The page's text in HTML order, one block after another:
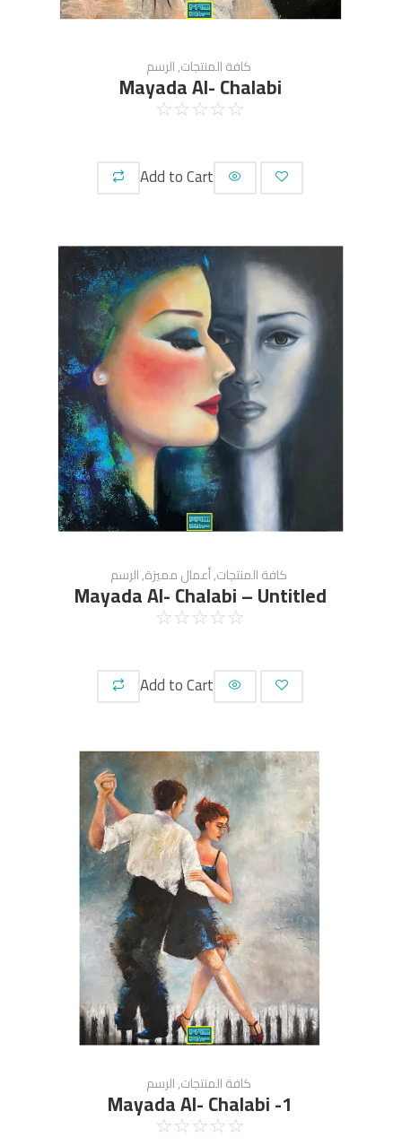
كافة المنتجات,الرسم
Mayada Al- Chalabi
☆
☆
☆
☆
☆
Add to Cart
كافة المنتجات,أعمال مميزة,الرسم
Mayada Al- Chalabi – Untitled
☆
☆
☆
☆
☆
Add to Cart
كافة المنتجات,الرسم
Mayada Al- Chalabi -1
☆
☆
☆
☆
☆